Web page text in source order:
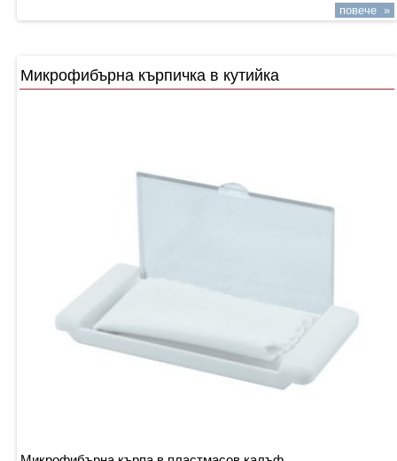
повече »
Микрофибърна кърпичка в кутийка